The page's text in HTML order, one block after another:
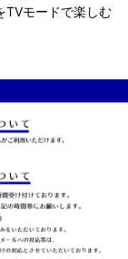
TVモードで楽しむ